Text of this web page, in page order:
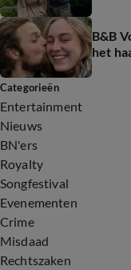
B&B
het
Categorieën
Entertainment
Nieuws
BN'ers
Royalty
Songfestival
Evenementen
Crime
Misdaad
Rechtszaken